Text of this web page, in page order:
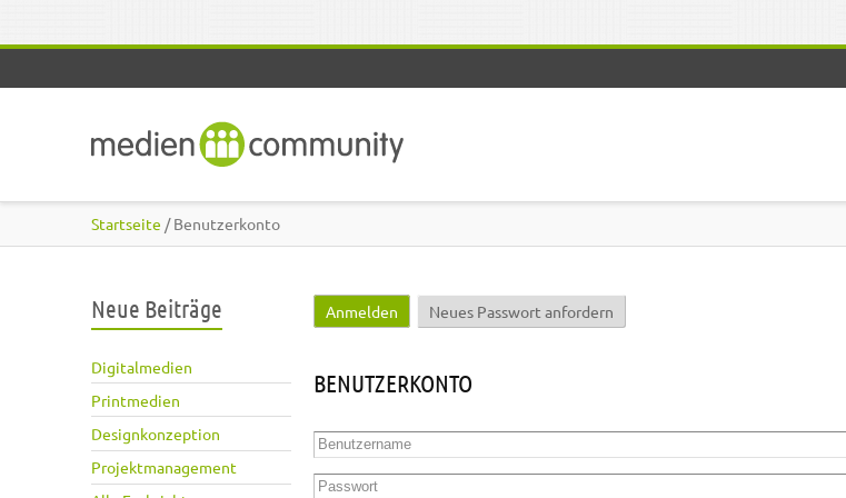
Startseite / Benutzerkonto
Neue Beiträge
Digitalmedien
Printmedien
Designkonzeption
Projektmanagement
Haupt-Reiter
Anmelden (aktiver Reiter)
Neues Passwort anfordern
BENUTZERKONTO
Benutzername
Passwort